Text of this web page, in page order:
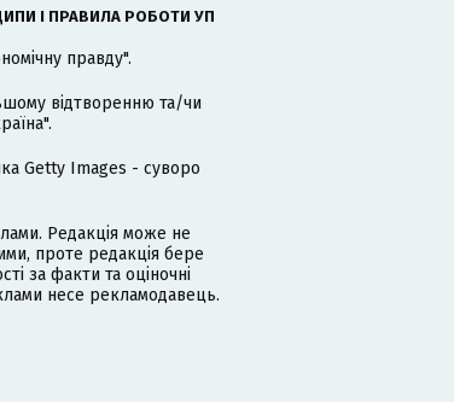
І ПРАВИЛА РОБОТИ УП
правду".
відтворенню та/чи
Getty Images - суворо
Редакція може не
проте редакція бере
за факти та оціночні
несе рекламодавець.